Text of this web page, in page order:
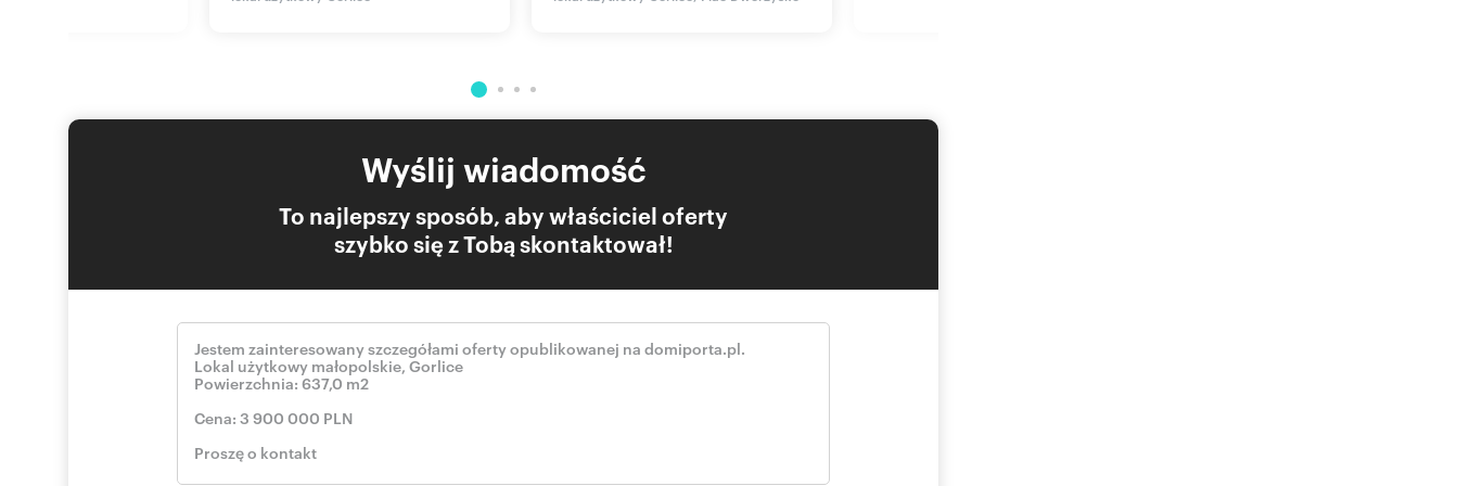
Treść niniejszego ogłoszenia ma charakter informacyjny i nie stanowi oferty handlowej w rozumieniu art. 66 1
Rzuty oraz zdjęcia są bez jakiejkolwiek gwarancji dotyczącej jakości i dokładności wymiarów.
Stan prawny nieruchomości został sprawdzony przez biuro nieruchomości.
Numer oferty: 1271
Wyślij wiadomość
To najlepszy sposób, aby właściciel oferty
szybko się z Tobą skontaktował!